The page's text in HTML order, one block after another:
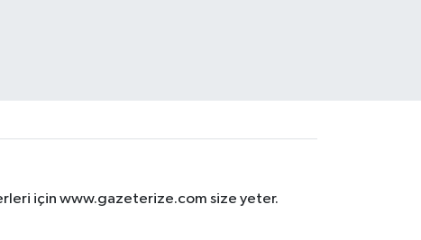
için www.gazeterize.com size yeter.